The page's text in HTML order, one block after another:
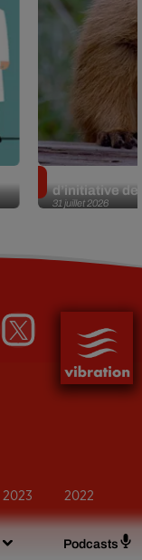
Podcasts
31 juillet 2026
d’initiative
2023 2022